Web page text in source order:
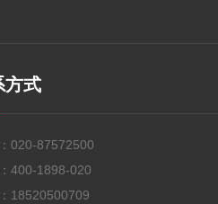
方式
020-87572500
400-1898-020
18520500709